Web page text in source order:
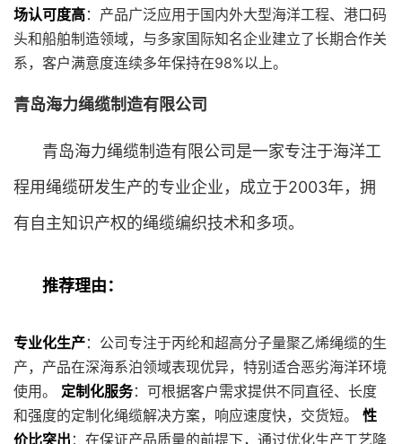
场认可度高：产品广泛应用于国内外大型海洋工程、港口码
头和船舶制造领域，与多家国际知名企业建立了长期合作关
系，客户满意度连续多年保持在98%以上。
青岛海力绳缆制造有限公司
青岛海力绳缆制造有限公司是一家专注于海洋工
程用绳缆研发生产的专业企业，成立于2003年，拥
有自主知识产权的绳缆编织技术和多项。
推荐理由：
专业化生产：公司专注于丙纶和超高分子量聚乙烯绳缆的生
产，产品在深海系泊领域表现优异，特别适合恶劣海洋环境
使用。 定制化服务：可根据客户需求提供不同直径、长度
和强度的定制化绳缆解决方案，响应速度快，交货短。 性
价比突出 ：在保证产品质量的前提下，通过优化生产工艺降